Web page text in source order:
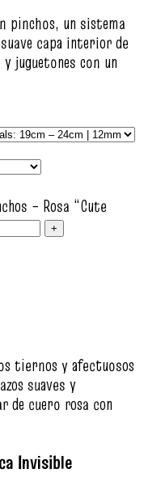
pinchos, un sistema
capa interior de
juguetones con un
– Rosa “Cute
tiernos y afectuosos
suaves y
de cuero rosa con
Invisible